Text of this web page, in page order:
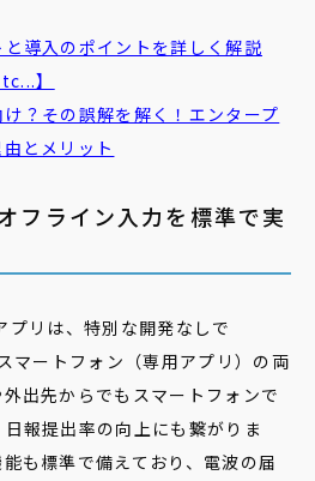
導入のポイントを詳しく解説
】
？その誤解を解く！エンタープ
とメリット
フライン入力を標準で実
リは、特別な開発なしで
マートフォン（専用アプリ）の両
出先からでもスマートフォンで
報提出率の向上にも繋がりま
も標準で備えており、電波の届